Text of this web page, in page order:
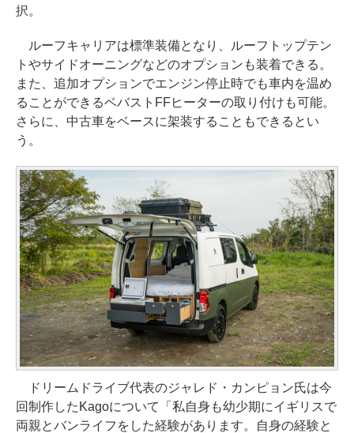
択。
ルーフキャリアは標準装備となり、ルーフトップテン
トやサイドオーニングなどのオプションも装着できる。
また、追加オプションでエンジン停止時でも車内を温め
ることができるベバストFFヒーターの取り付けも可能。
さらに、中古車をベースに架装することもできるとい
う。
ドリームドライブ代表のジャレド・カンピョン氏は今
回制作したKagoについて「私自身も幼少期にイギリスで
両親とバンライフをした経験があります。自身の経験と